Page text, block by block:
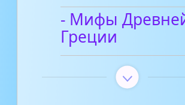
- Мифы
Греции